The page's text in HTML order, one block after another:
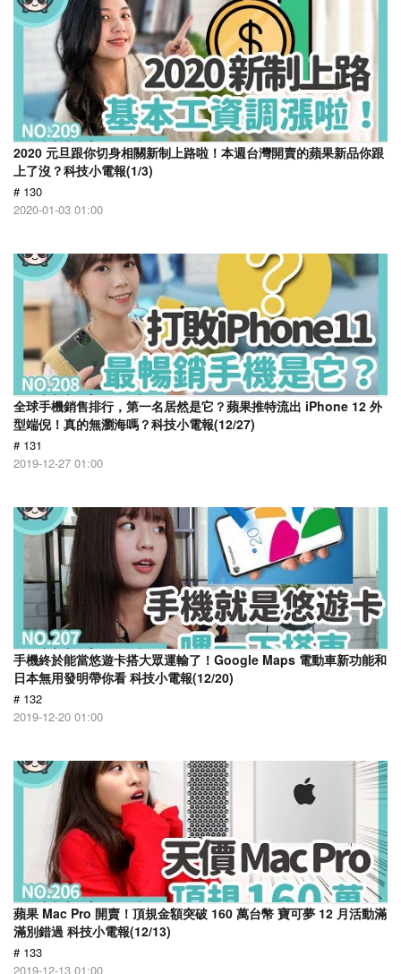
2020 元旦跟你切身相關新制上路啦！本週台灣開賣的蘋果新品你跟
上了沒？科技小電報(1/3)
# 130
2020-01-03 01:00
全球手機銷售排行，第一名居然是它？蘋果推特流出 iPhone 12 外
型端倪！真的無瀏海嗎？科技小電報(12/27)
# 131
2019-12-27 01:00
手機終於能當悠遊卡搭大眾運輸了！Google Maps 電動車新功能和
日本無用發明帶你看 科技小電報(12/20)
# 132
2019-12-20 01:00
蘋果 Mac Pro 開賣！頂規金額突破 160 萬台幣 寶可夢 12 月活動滿
滿別錯過 科技小電報(12/13)
# 133
2019-12-13 01:00